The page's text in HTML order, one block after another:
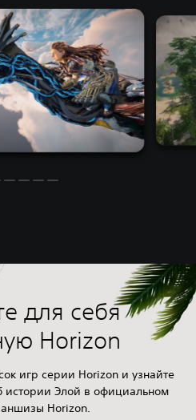
для себя
Horizon
игр серии Horizon и узнайте
истории Элой в официальном
Horizon.